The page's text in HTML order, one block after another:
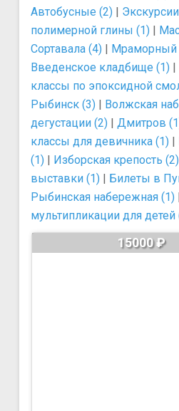
Автобусные (2) |
полимерной глины (1) |
Сортавала (4) | Мраморный
Введенское кладбище (1) |
классы по эпоксидной
Рыбинск (3) | Волжская
дегустации (2) | Дмитров
классы для девичника (1) |
(1) | Изборская крепость (2)
выставки (1) | Билеты в
Рыбинская набережная (1) |
мультипликации для детей
15000 ₽